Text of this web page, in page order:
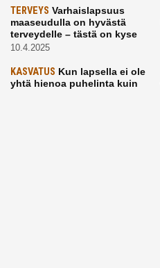
TERVEYS Varhaislapsuus
maaseudulla on hyvästä
terveydelle – tästä on kyse
10.4.2025
KASVATUS Kun lapsella ei ole
yhtä hienoa puhelinta kuin